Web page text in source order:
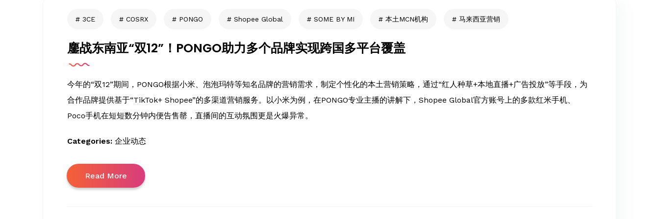
3CE COSRX PONGO Shopee Global SOME BY MI 本土MCN机构 马来西亚营销
鏖战东南亚“双12”！PONGO助力多个品牌实现跨国多平台覆盖
今年的“双12”期间，PONGO根据小米、泡泡玛特等知名品牌的营销需求，制定个性化的本土营销策略，通过“红人种草+本地直播+广告投放”等手段，为
合作品牌提供基于“TikTok+ Shopee”的多渠道营销服务。以小米为例，在PONGO专业主播的讲解下，Shopee Global官方账号上的多款红米手机、
Poco手机在短短数分钟内便告售罄，直播间的互动氛围更是火爆异常。
Categories: 企业动态
Read More